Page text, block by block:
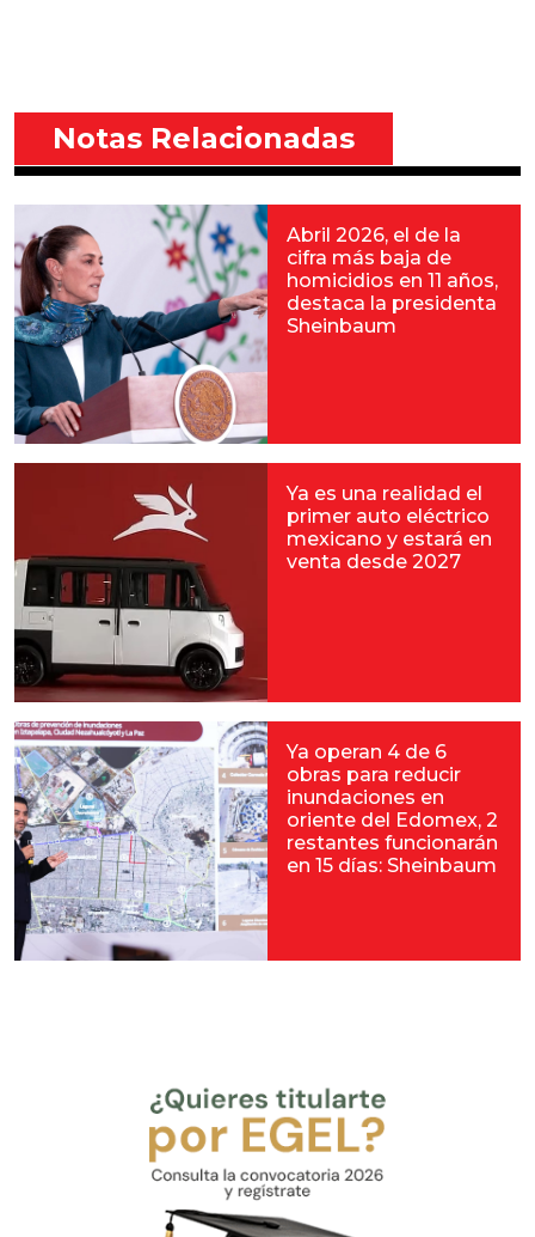
Notas Relacionadas
Abril 2026, el de la
cifra más baja de
homicidios en 11 años,
destaca la presidenta
Sheinbaum
Ya es una realidad el
primer auto eléctrico
mexicano y estará en
venta desde 2027
Ya operan 4 de 6
obras para reducir
inundaciones en
oriente del Edomex, 2
restantes funcionarán
en 15 días: Sheinbaum